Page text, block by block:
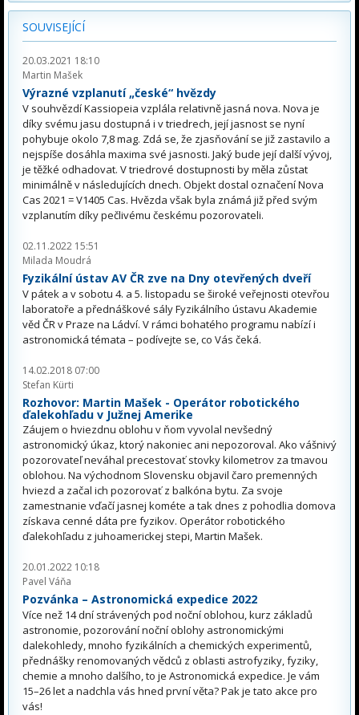
SOUVISEJÍCÍ
20.03.2021 18:10
Martin Mašek
Výrazné vzplanutí „české“ hvězdy
V souhvězdí Kassiopeia vzplála relativně jasná nova. Nova je
díky svému jasu dostupná i v triedrech, její jasnost se nyní
pohybuje okolo 7,8 mag. Zdá se, že zjasňování se již zastavilo a
nejspíše dosáhla maxima své jasnosti. Jaký bude její další vývoj,
je těžké odhadovat. V triedrové dostupnosti by měla zůstat
minimálně v následujících dnech. Objekt dostal označení Nova
Cas 2021 = V1405 Cas. Hvězda však byla známá již před svým
vzplanutím díky pečlivému českému pozorovateli.
02.11.2022 15:51
Milada Moudrá
Fyzikální ústav AV ČR zve na Dny otevřených dveří
V pátek a v sobotu 4. a 5. listopadu se široké veřejnosti otevřou
laboratoře a přednáškové sály Fyzikálního ústavu Akademie
věd ČR v Praze na Ládví. V rámci bohatého programu nabízí i
astronomická témata – podívejte se, co Vás čeká.
14.02.2018 07:00
Stefan Kürti
Rozhovor: Martin Mašek - Operátor robotického
ďalekohľadu v Južnej Amerike
Záujem o hviezdnu oblohu v ňom vyvolal nevšedný
astronomický úkaz, ktorý nakoniec ani nepozoroval. Ako vášnivý
pozorovateľ neváhal precestovať stovky kilometrov za tmavou
oblohou. Na východnom Slovensku objavil čaro premenných
hviezd a začal ich pozorovať z balkóna bytu. Za svoje
zamestnanie vďačí jasnej kométe a tak dnes z pohodlia domova
získava cenné dáta pre fyzikov. Operátor robotického
ďalekohľadu z juhoamerickej stepi, Martin Mašek.
20.01.2022 10:18
Pavel Váňa
Pozvánka – Astronomická expedice 2022
Více než 14 dní strávených pod noční oblohou, kurz základů
astronomie, pozorování noční oblohy astronomickými
dalekohledy, mnoho fyzikálních a chemických experimentů,
přednášky renomovaných vědců z oblasti astrofyziky, fyziky,
chemie a mnoho dalšího, to je Astronomická expedice. Je vám
15–26 let a nadchla vás hned první věta? Pak je tato akce pro
vás!